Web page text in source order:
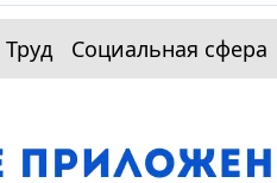
Труд Социальная сфера